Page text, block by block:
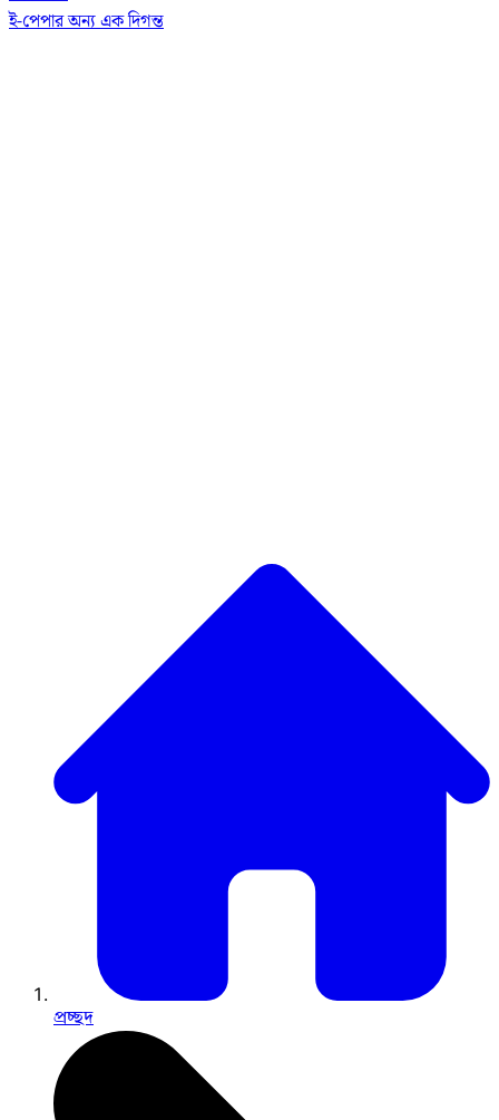
ই-পেপারঅন্য এক দিগন্ত
প্রচ্ছদ